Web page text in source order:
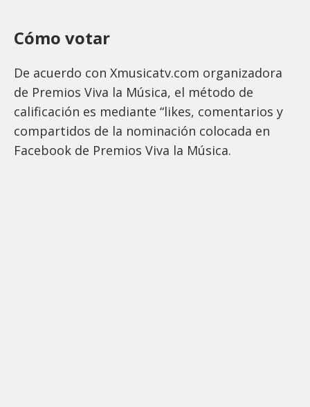
Cómo votar
De acuerdo con Xmusicatv.com organizadora
de Premios Viva la Música, el método de
calificación es mediante “likes, comentarios y
compartidos de la nominación colocada en
Facebook de Premios Viva la Música.